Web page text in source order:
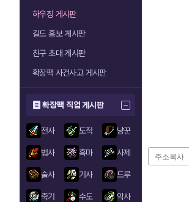
하우징 게시판
길드 홍보 게시판
친구 초대 게시판
확장팩 사건사고 게시판
확장팩 직업 게시판
전사 도적 냥꾼
법사 흑마 사제
술사 기사 드루
죽기 수도 악사
주소복사